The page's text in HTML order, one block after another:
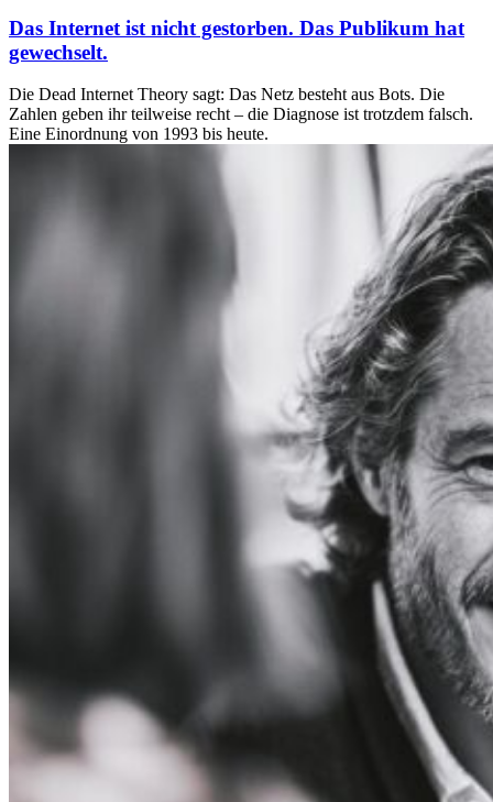
Das Internet ist nicht gestorben. Das Publikum hat
gewechselt.
Die Dead Internet Theory sagt: Das Netz besteht aus Bots. Die
Zahlen geben ihr teilweise recht – die Diagnose ist trotzdem falsch.
Eine Einordnung von 1993 bis heute.